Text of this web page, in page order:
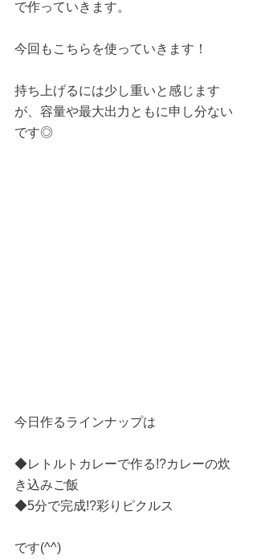
で作っていきます。
今回もこちらを使っていきます！
持ち上げるには少し重いと感じます
が、容量や最大出力ともに申し分ない
です◎
今日作るラインナップは
◆レトルトカレーで作る!?カレーの炊
き込みご飯
◆5分で完成!?彩りピクルス
です(^^)